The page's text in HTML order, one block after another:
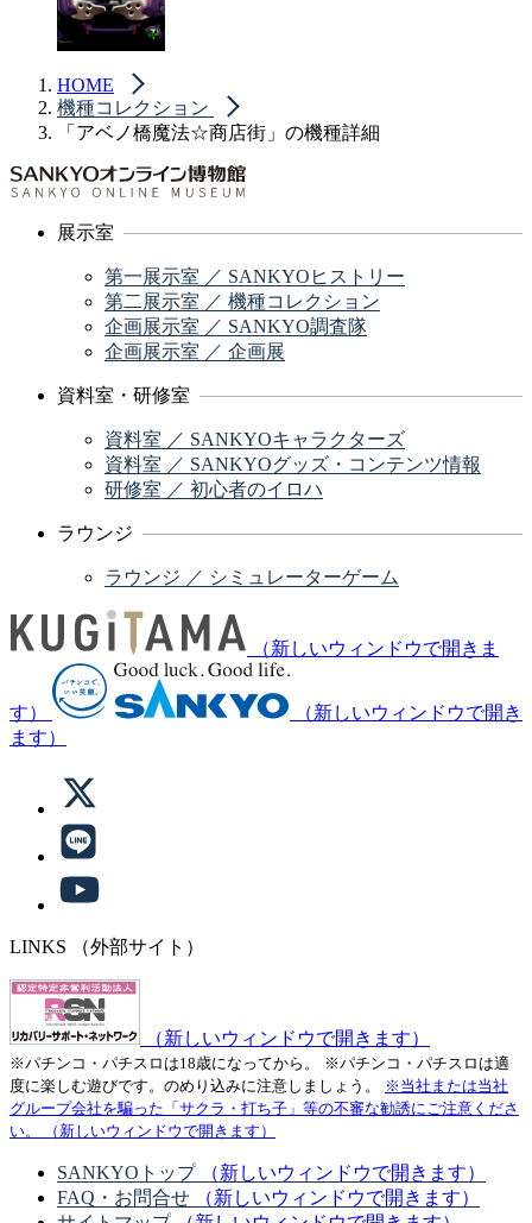
HOME
機種コレクション
「アベノ橋魔法☆商店街」の機種詳細
展示室
第一展示室 ／ SANKYOヒストリー
第二展示室 ／ 機種コレクション
企画展示室 ／ SANKYO調査隊
企画展示室 ／ 企画展
資料室・研修室
資料室 ／ SANKYOキャラクターズ
資料室 ／ SANKYOグッズ・コンテンツ情報
研修室 ／ 初心者のイロハ
ラウンジ
ラウンジ ／ シミュレーターゲーム
（新しいウィンドウで開きま
す）
（新しいウィンドウで開き
ます）
LINKS （外部サイト）
（新しいウィンドウで開きます）
※パチンコ・パチスロは18歳になってから。
※パチンコ・パチスロは適
度に楽しむ遊びです。のめり込みに注意しましょう。
※当社または当社
グループ会社を騙った「サクラ・打ち子」等の不審な勧誘にご注意くださ
い。
（新しいウィンドウで開きます）
SANKYOトップ
（新しいウィンドウで開きます）
FAQ・お問合せ
（新しいウィンドウで開きます）